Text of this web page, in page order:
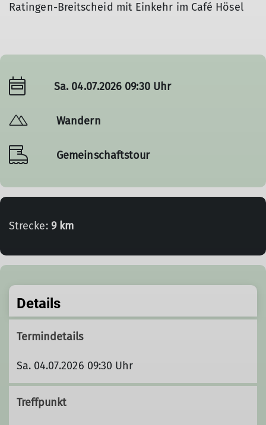
Ratingen-Breitscheid mit Einkehr im Café Hösel
Sa. 04.07.2026 09:30 Uhr
Wandern
Gemeinschaftstour
Strecke: 9 km
Details
Termindetails
Sa. 04.07.2026 09:30 Uhr
Treffpunkt